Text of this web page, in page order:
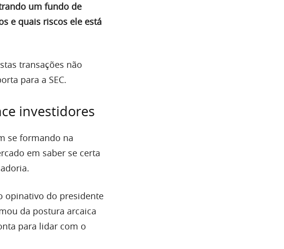
um fundo de
e quais riscos ele está
transações não
para a SEC.
investidores
se formando na
em saber se certa
opinativo do presidente
da postura arcaica
para lidar com o